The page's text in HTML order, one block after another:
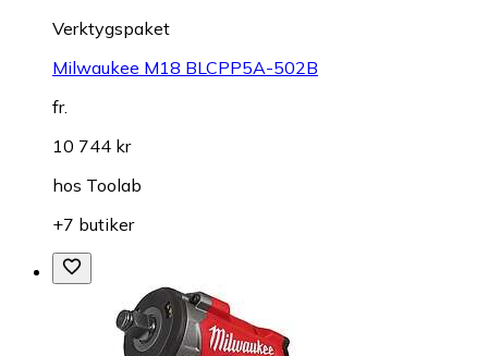
Verktygspaket
Milwaukee M18 BLCPP5A-502B
fr.
10 744 kr
hos Toolab
+7 butiker